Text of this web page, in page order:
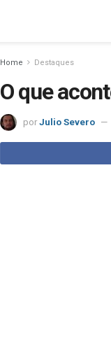
Home Destaques
O que
por Julio Severo